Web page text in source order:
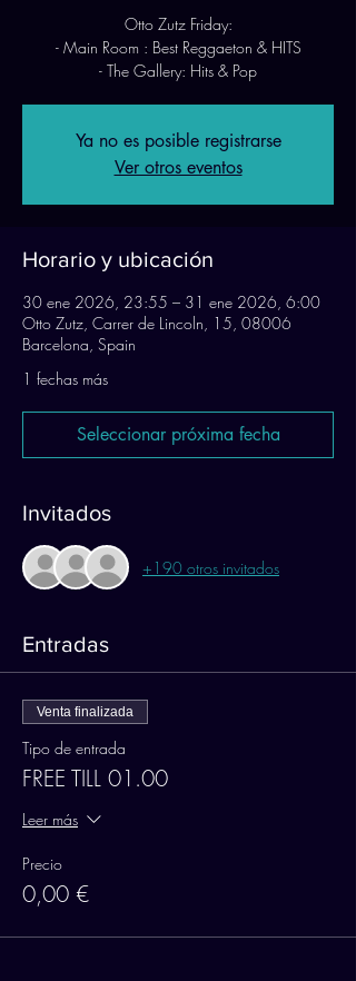
Otto Zutz Friday:
- Main Room : Best Reggaeton & HITS
- The Gallery: Hits & Pop
Ya no es posible registrarse
Ver otros eventos
Horario y ubicación
30 ene 2026, 23:55 – 31 ene 2026, 6:00
Otto Zutz, Carrer de Lincoln, 15, 08006
Barcelona, Spain
1 fechas más
Seleccionar próxima fecha
Invitados
+190 otros invitados
Entradas
Venta finalizada
Tipo de entrada
FREE TILL 01.00
Leer más
Precio
0,00 €